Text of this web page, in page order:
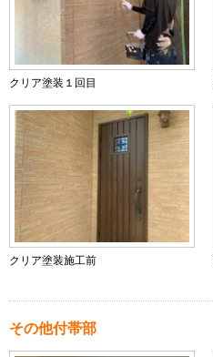
クリア塗装１回目
クリア塗装施工前
その他付帯部